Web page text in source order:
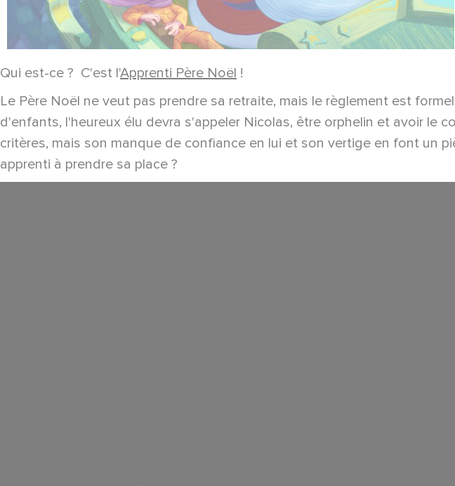
Qui est-ce ? C'est l'Apprenti Père Noël !
Le Père Noël ne veut pas prendre sa retraite, mais le règlement est
d'enfants, l'heureux élu devra s'appeler Nicolas, être orphelin et avoir le
critères, mais son manque de confiance en lui et son vertige en font un
apprenti à prendre sa place ?